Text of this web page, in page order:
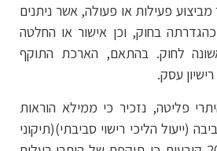
פעילות או פעולה, אשר ניתנים
בחוק, וכן אישור או החלטה
לחוק. בהתאם, הארכת התוקף
עסק.
פליטה, נזכיר כי ממילא הוראות
(ייעול הליכי רישוי סביבתי)(תיקוני